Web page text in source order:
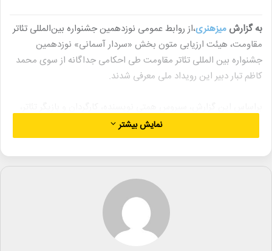
به گزارش میزهنری،از روابط عمومی نوزدهمین جشنواره بین‌المللی تئاتر
مقاومت، هیئت ارزیابی متون بخش «سردار آسمانی» نوزدهمین
جشنواره بین المللی تئاتر مقاومت طی احکامی جداگانه از سوی محمد
کاظم تبار دبیر این رویداد ملی معرفی شدند.
سینما و تلویزیون، ابوذر چهل امیرانی نویسنده، کارگردان و بازیگر
نمایش‌های خیابانی ، مصطفی کولیوندی نویسنده، کارگردان و بازیگر
نمایش‌های خیابانی به عنوان هیئت ارزیابی متون بخش «سردار
آسمانی» نوزدهمین جشنواره بین المللی تئاتر مقاومت معرفی شده اند.
در بخش «تئاترخیابانی» نوزدهمین جشنواره بین المللی تئاتر مقاومت
که با عنوان«سردار آسمانی» و نگاه موضوعی به رشادت های
سردارسپهبد شهید حاج قاسم سلیمانی و سرداران شهید جبهه مقاومت و
نمایش بیشتر